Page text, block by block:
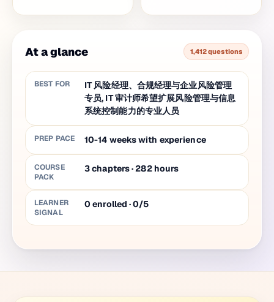
At a glance 1,412 questions
BEST FOR
IT 风险经理、合规经理与企业风险管理
专员, IT 审计师希望扩展风险管理与信息
系统控制能力的专业人员
PREP PACE 10-14 weeks with experience
COURSE
PACK
3chapters·282 hours
LEARNER
SIGNAL
0 enrolled · 0/5